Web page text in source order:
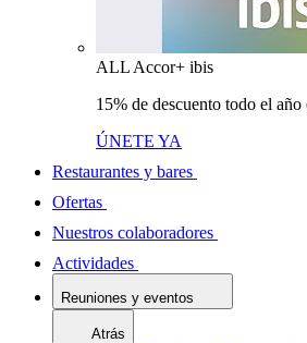
ALL Accor+ ibis
15% de descuento todo el año
ÚNETE YA
Restaurantes y bares
Ofertas
Nuestros colaboradores
Actividades
Reuniones y eventos
Atrás